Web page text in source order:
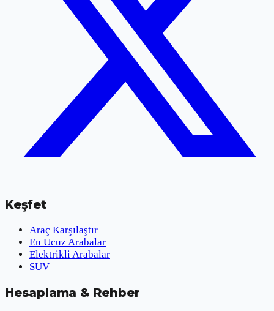
Keşfet
Araç Karşılaştır
En Ucuz Arabalar
Elektrikli Arabalar
SUV
Hesaplama & Rehber